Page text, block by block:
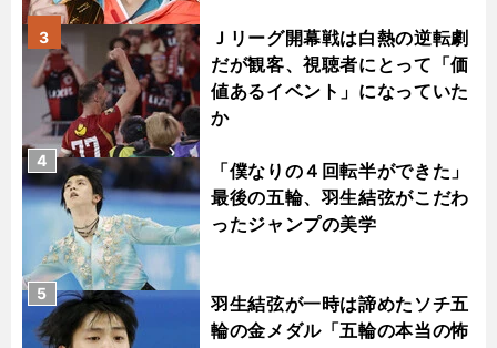
Ｊリーグ開幕戦は白熱の逆転劇
だが観客、視聴者にとって「価
値あるイベント」になっていた
か
3
「僕なりの４回転半ができた」
最後の五輪、羽生結弦がこだわ
ったジャンプの美学
4
羽生結弦が一時は諦めたソチ五
輪の金メダル「五輪の本当の怖
5